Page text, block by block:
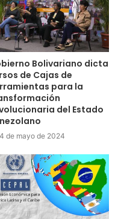
Bolivariano dicta
de Cajas de
para la
del Estado
de mayo de 2024